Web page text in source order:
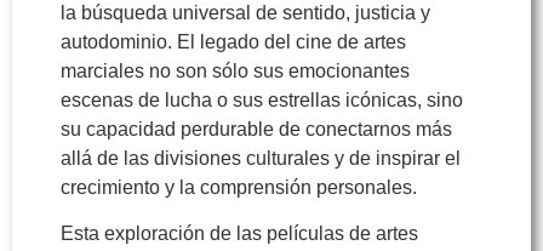
la búsqueda universal de sentido, justicia y
autodominio. El legado del cine de artes
marciales no son sólo sus emocionantes
escenas de lucha o sus estrellas icónicas, sino
su capacidad perdurable de conectarnos más
allá de las divisiones culturales y de inspirar el
crecimiento y la comprensión personales.
Esta exploración de las películas de artes